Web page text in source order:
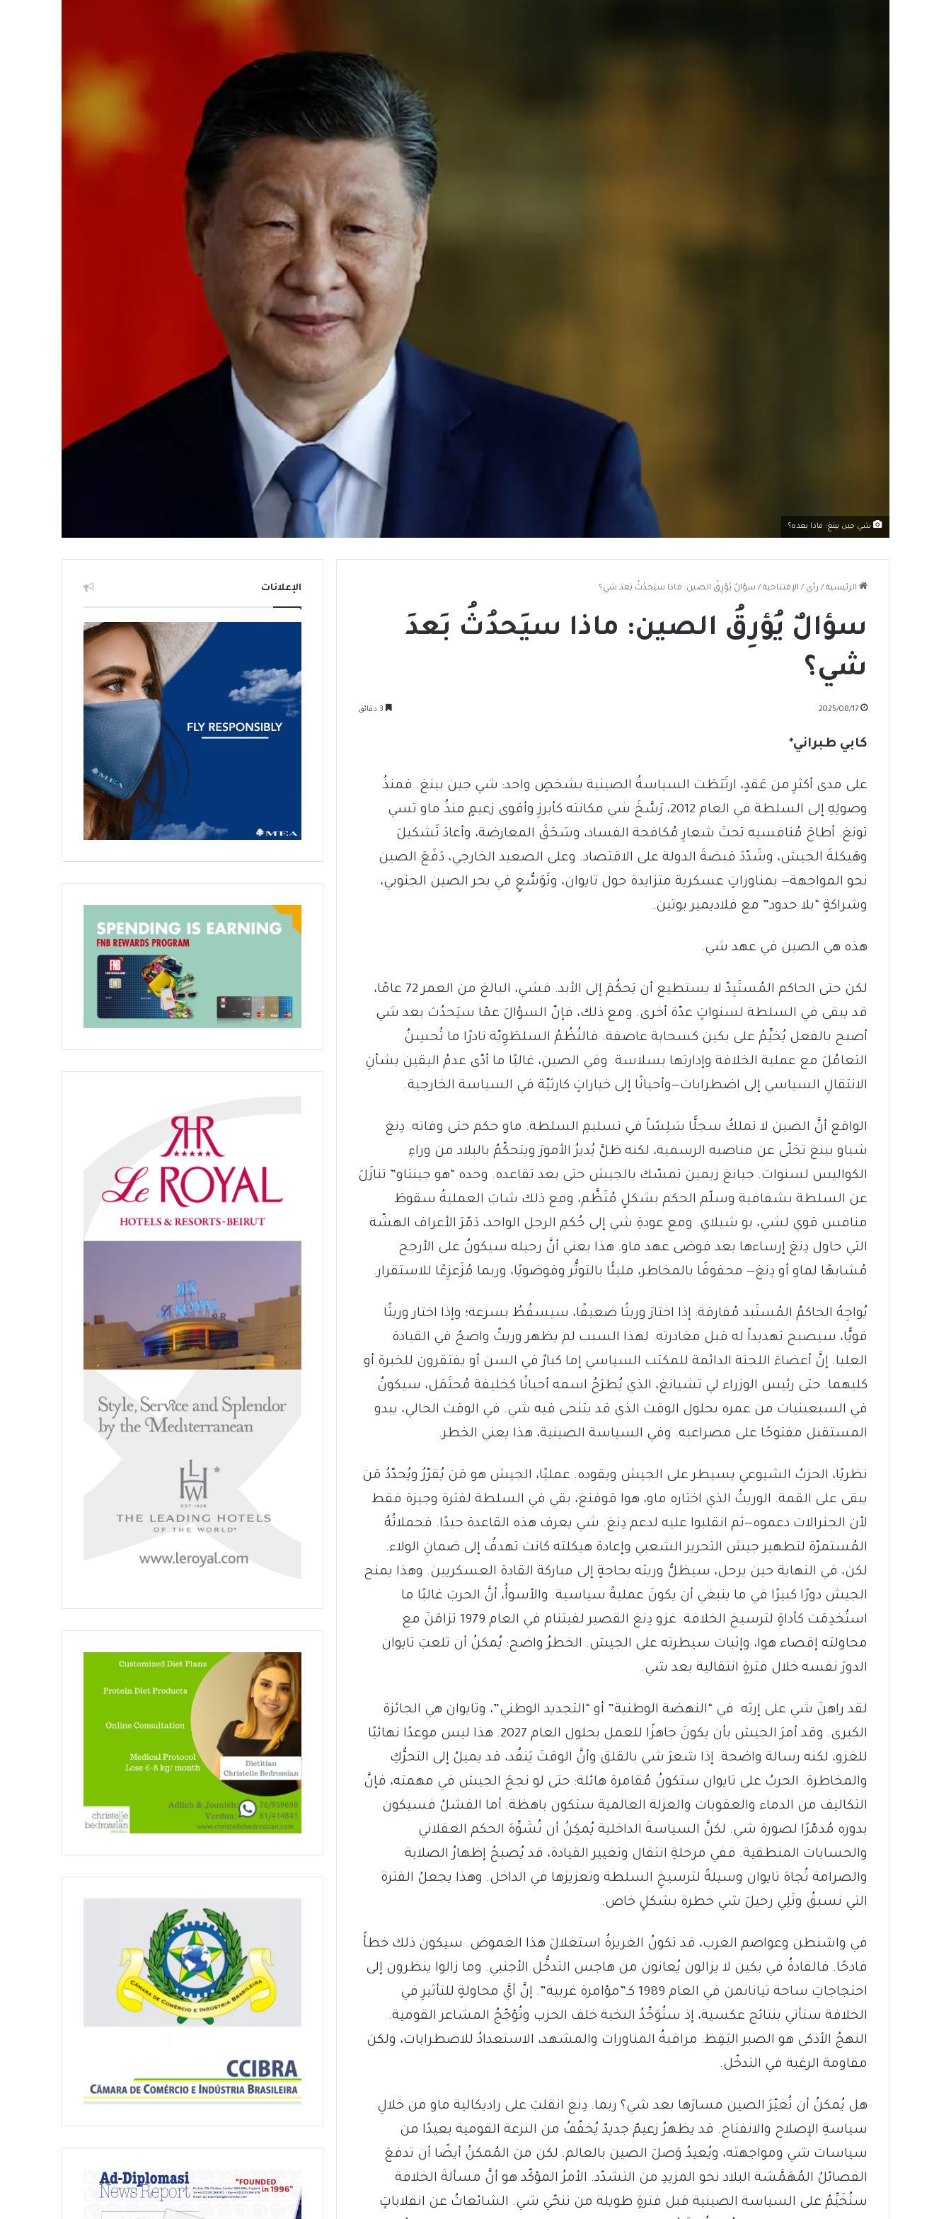
شي جين بينغ: ماذا بعده؟
الرئيسية / رأي / الإفتتاحية / سؤالٌ يُؤرِقُ الصين: ماذا سيَحدُثُ بَعدَ شي؟
سؤالٌ يُؤرِقُ الصين: ماذا سيَحدُثُ بَعدَ
شي؟
2025/08/17
كابي طبراني*
على مدى أكثرِ من عَقدٍ، ارتَبَطَت السياسةُ الصينية بشخصٍ واحد: شي جين بينغ. فمنذُ
وصولِهِ إلى السلطة في العام 2012، رَسَّخَ شي مكانته كأبرزِ وأقوى زعيمٍ منذُ ماو تسي
تونغ. أطاحَ مُنافسيه تحتَ شعارِ مُكافحة الفساد، وسَحَقَ المعارضة، وأعادَ تَشكيلَ
وهَيكلةَ الجيش، وشَدّدَ قبضةَ الدولة على الاقتصاد. وعلى الصعيد الخارجي، دَفَعَ الصين
نحو المواجهة— بمناوراتٍ عسكرية متزايدة حول تايوان، وتَوَسُّعٍ في بحر الصين الجنوبي،
وشراكةٍ “بلا حدود” مع فلاديمير بوتين.
هذه هي الصين في عهد شي.
لكن حتى الحاكم المُستَبِدّ لا يستطيع أن يَحكُمَ إلى الأبد. فشي، البالغ من العمر 72 عامًا،
قد يبقى في السلطة لسنواتٍ عدّة أخرى. ومع ذلك، فإنّ السؤالَ عمّا سيَحدُث بعد شي
أصبح بالفعل يُخيِّمُ على بكين كسحابة عاصفة. فالنُظُمُ السلطَوِيّة نادرًا ما تُحسِنُ
التعامُلَ مع عملية الخلافة وإدارتها بسلاسة. وفي الصين، غالبًا ما أدّى عدمُ اليقين بشأنِ
الانتقالِ السياسي إلى اضطرابات—وأحيانًا إلى خياراتٍ كارثيّة في السياسة الخارجية.
الواقع أنَّ الصين لا تملكُ سجلًّا سَلِسًاً في تسليمِ السلطة. ماو حكم حتى وفاته. دِنغ
شياو بينغ تخلّى عن مناصبه الرسمية، لكنه ظلَّ يُديرُ الأمورَ ويتحكّمُ بالبلاد من وراءِ
الكواليس لسنوات. جيانغ زيمين تمسّك بالجيش حتى بعد تقاعده. وحده “هو جينتاو” تنازَلَ
عن السلطة بشفافية وسلّم الحكم بشكلٍ مُنَظَّم، ومع ذلك شابَ العمليةُ سقوطَ
منافس قوي لشي، بو شيلاي. ومع عودةِ شي إلى حُكمِ الرجل الواحد، دَمّرَ الأعراف الهشّة
التي حاول دِنغ إرساءها بعد فوضى عهد ماو. هذا يعني أنَّ رحيله سيكونُ على الأرجح
مُشابهًا لماو أو دِنغ— محفوفًا بالمخاطر، مليئًا بالتوتُّر وفوضويًا، وربما مُزَعزِعًا للاستقرار.
يُواجِهُ الحاكمُ المُستَبد مُفارقة: إذا اختارَ وريثًا ضعيفًا، سيسقُطُ بسرعة؛ وإذا اختار وريثًا
قويًّا، سيصبح تهديداً له قبل مغادرته. لهذا السبب لم يظهر وريثٌ واضحٌ في القيادة
العليا. إنَّ أعضاءَ اللجنة الدائمة للمكتب السياسي إما كبارٌ في السن أو يفتقرون للخبرة أو
كليهما. حتى رئيس الوزراء لي تشيانغ، الذي يُطرَحُ اسمه أحيانًا كخليفة مُحتَمَل، سيكونُ
في السبعينيات من عمره بحلول الوقت الذي قد يتنحى فيه شي. في الوقت الحالي، يبدو
المستقبل مفتوحًا على مصراعيه. وفي السياسة الصينية، هذا يعني الخطر.
نظريًا، الحزبُ الشيوعي يسيطر على الجيش ويقوده. عمليًا، الجيش هو مَن يُقرّرُ ويُحدّدُ مَن
يبقى على القمة. الوريثُ الذي اختاره ماو، هوا قوفنغ، بقي في السلطة لفترة وجيزة فقط
لأن الجنرالات دعموه—ثم انقلبوا عليه لدعم دِنغ. شي يعرف هذه القاعدة جيدًا. فحملاتُهُ
المُستمرّة لتطهير جيش التحرير الشعبي وإعادة هيكلته كانت تهدفُ إلى ضمانِ الولاء.
لكن، في النهاية حين يرحل، سيظلُّ وريثه بحاجةٍ إلى مباركة القادة العسكريين. وهذا يمنح
الجيش دورًا كبيرًا في ما ينبغي أن يكونَ عمليةً سياسية. والأسوأُ، أنَّ الحربَ غالبًا ما
استُخدِمَت كأداةٍ لترسيخ الخلافة. غزو دِنغ القصير لفيتنام في العام 1979 تزامَنَ مع
محاولته إقصاء هوا، وإثبات سيطرته على الجيش. الخطرُ واضح: يُمكنُ أن تلعبَ تايوان
الدورَ نفسه خلال فترةٍ انتقالية بعد شي.
لقد راهنَ شي على إرثه في “النهضة الوطنية” أو “التجديد الوطني”، وتايوان هي الجائزة
الكبرى. وقد أمرَ الجيش بأن يكونَ جاهزًا للعمل بحلول العام 2027. هذا ليس موعدًا نهائيًا
للغزو، لكنه رسالة واضحة. إذا شعرَ شي بالقلق وأنَّ الوقتَ يَنفُد، قد يميلُ إلى التحرُّكِ
والمخاطرة. الحربُ على تايوان ستكونُ مُقامرة هائلة: حتى لو نجحَ الجيش في مهمته، فإنَّ
التكاليف من الدماء والعقوبات والعزلة العالمية ستكون باهظة. أما الفشلُ فسيكون
بدوره مُدمّرًا لصورة شي. لكنَّ السياسةَ الداخلية يُمكِنُ أن تُشَوِّهَ الحكم العقلاني
والحسابات المنطقية. ففي مرحلةِ انتقال وتغيير القيادة، قد يُصبحُ إظهارُ الصلابة
والصرامة تُجاهَ تايوان وسيلةً لترسيخِ السلطة وتعزيزها في الداخل. وهذا يجعلُ الفترة
التي نسبقُ وتَلِي رحيلَ شي خطرة بشكلٍ خاص.
في واشنطن وعواصم الغرب، قد تكونُ الغريزةُ استغلالَ هذا الغموض. سيكون ذلك خطأً
فادحًا. فالقادةُ في بكين لا يزالون يُعانون من هاجس التدخُّل الأجنبي. وما زالوا ينظرون إلى
احتجاجاتِ ساحة تيانانمن في العام 1989 كـ”مؤامرة غربية”. إنَّ أيَّ محاولةٍ للتأثيرِ في
الخلافة ستأتي بنتائج عكسية، إذ ستُوَحِّدُ النخبة خلف الحزب وتُؤجّجُ المشاعر القومية.
النهجُ الأذكى هو الصبر اليَقِظ: مراقبةُ المناورات والمشهد، الاستعدادُ للاضطرابات، ولكن
مقاومة الرغبة في التدخّل.
هل يُمكنُ أن تُغيّرَ الصين مسارَها بعد شي؟ ربما. دِنغ انقلبَ على راديكالية ماو من خلالِ
سياسةِ الإصلاح والانفتاح. قد يظهرُ زعيمٌ جديدٌ يُخفّفُ من النزعة القومية بعيدًا من
سياسات شي ومواجهته، ويُعيدُ وَصلَ الصين بالعالم. لكن من المُمكنُ أيضًا أن تدفعَ
الفصائلُ المُهَمَّشة البلاد نحو المزيدِ من التشدّد. الأمرُ المؤكّد هو أنَّ مسألةَ الخلافة
ستُخَيِّمُ على السياسة الصينية قبل فترةٍ طويلة من تنحّي شي. الشائعاتُ عن انقلاباتٍ
الإعلانات